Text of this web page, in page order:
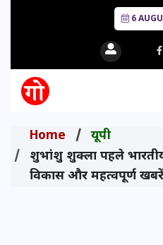
6
Home
यूपी
शुभांशु शुक्ला पहले भारतीय
विकास और महत्वपूर्ण खबरें